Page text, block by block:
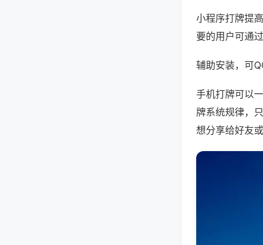
小程序打牌提
要的用户可通
辅助安装，可
手机打牌可以
牌系统规律，
想分享给好友